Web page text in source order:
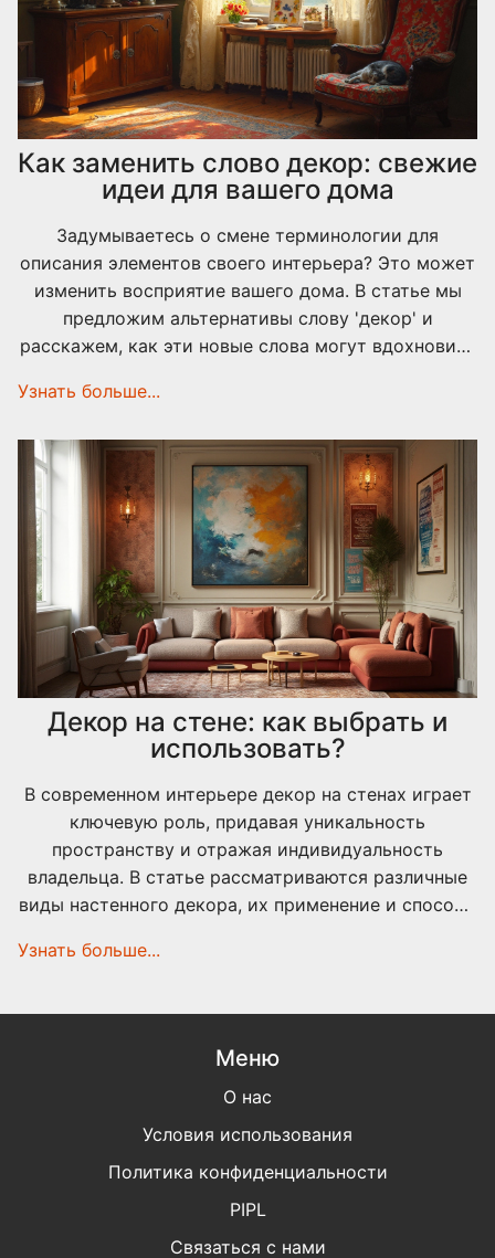
Как заменить слово декор: свежие
идеи для вашего дома
Задумываетесь о смене терминологии для
описания элементов своего интерьера? Это может
изменить восприятие вашего дома. В статье мы
предложим альтернативы слову 'декор' и
расскажем, как эти новые слова могут вдохновить
подобрать лучшие термины и идеи для интерьера,
Узнать больше...
Декор на стене: как выбрать и
использовать?
В современном интерьере декор на стенах играет
ключевую роль, придавая уникальность
пространству и отражая индивидуальность
владельца. В статье рассматриваются различные
виды настенного декора, их применение и способы
настенных панно и иных элементах, которые
советами, как выбрать правильные элементы и
Узнать больше...
Меню
О нас
Условия использования
Политика конфиденциальности
PIPL
Связаться с нами